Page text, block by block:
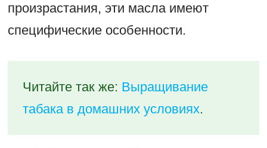
произрастания, эти масла имеют
специфические особенности.
Читайте так же: Выращивание
табака в домашних условиях.